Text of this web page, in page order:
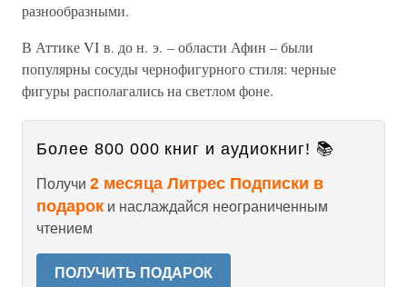
разнообразными.
В Аттике VI в. до н. э. – области Афин – были
популярны сосуды чернофигурного стиля: черные
фигуры располагались на светлом фоне.
Более 800 000 книг и аудиокниг! 📚
Получи 2 месяца Литрес Подписки в
подарок и наслаждайся неограниченным
чтением
ПОЛУЧИТЬ ПОДАРОК